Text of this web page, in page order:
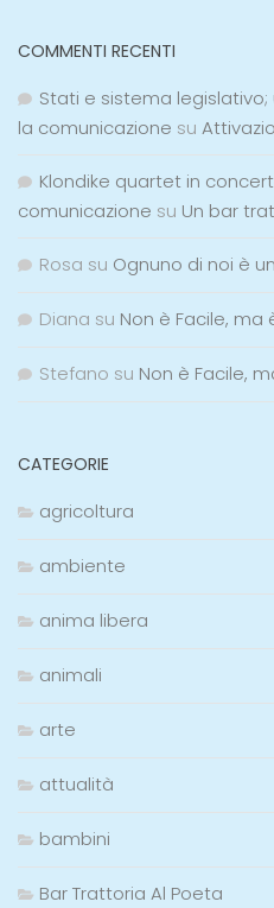
COMMENTI RECENTI
Stati e sistema
la comunicazione su
Klondike quartet in
comunicazione su Un bar
Rosa su Ognuno di noi è
Diana su Non è Facile, ma
Stefano su Non è Facile,
CATEGORIE
agricoltura
ambiente
anima libera
animali
arte
attualità
bambini
Bar Trattoria Al Poeta